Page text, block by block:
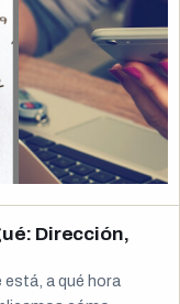
Dirección,
a qué hora